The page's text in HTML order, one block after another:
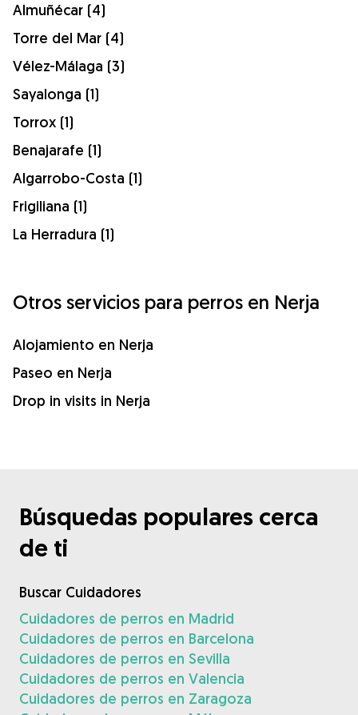
Almuñécar (4)
Torre del Mar (4)
Vélez-Málaga (3)
Sayalonga (1)
Torrox (1)
Benajarafe (1)
Algarrobo-Costa (1)
Frigiliana (1)
La Herradura (1)
Otros servicios para perros en Nerja
Alojamiento en Nerja
Paseo en Nerja
Drop in visits in Nerja
Búsquedas populares cerca
de ti
Buscar Cuidadores
Cuidadores de perros en Madrid
Cuidadores de perros en Barcelona
Cuidadores de perros en Sevilla
Cuidadores de perros en Valencia
Cuidadores de perros en Zaragoza